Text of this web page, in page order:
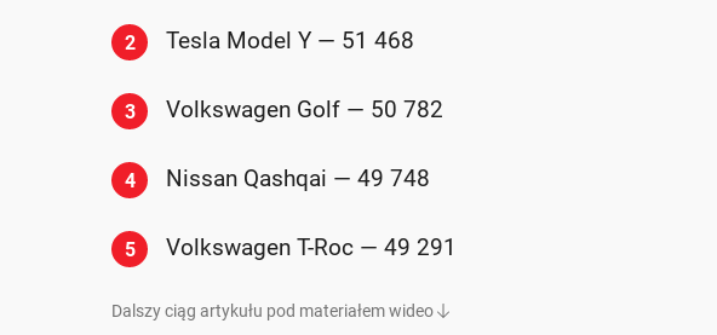
2 Tesla Model Y — 51 468
3 Volkswagen Golf — 50 782
4 Nissan Qashqai — 49 748
5 Volkswagen T-Roc — 49 291
Dalszy ciąg artykułu pod materiałem wideo